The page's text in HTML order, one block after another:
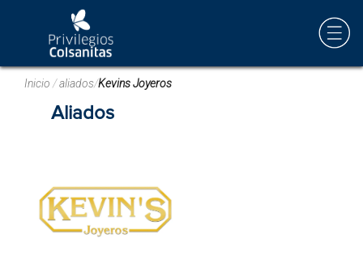
Inicio /aliados/Kevins Joyeros
Aliados